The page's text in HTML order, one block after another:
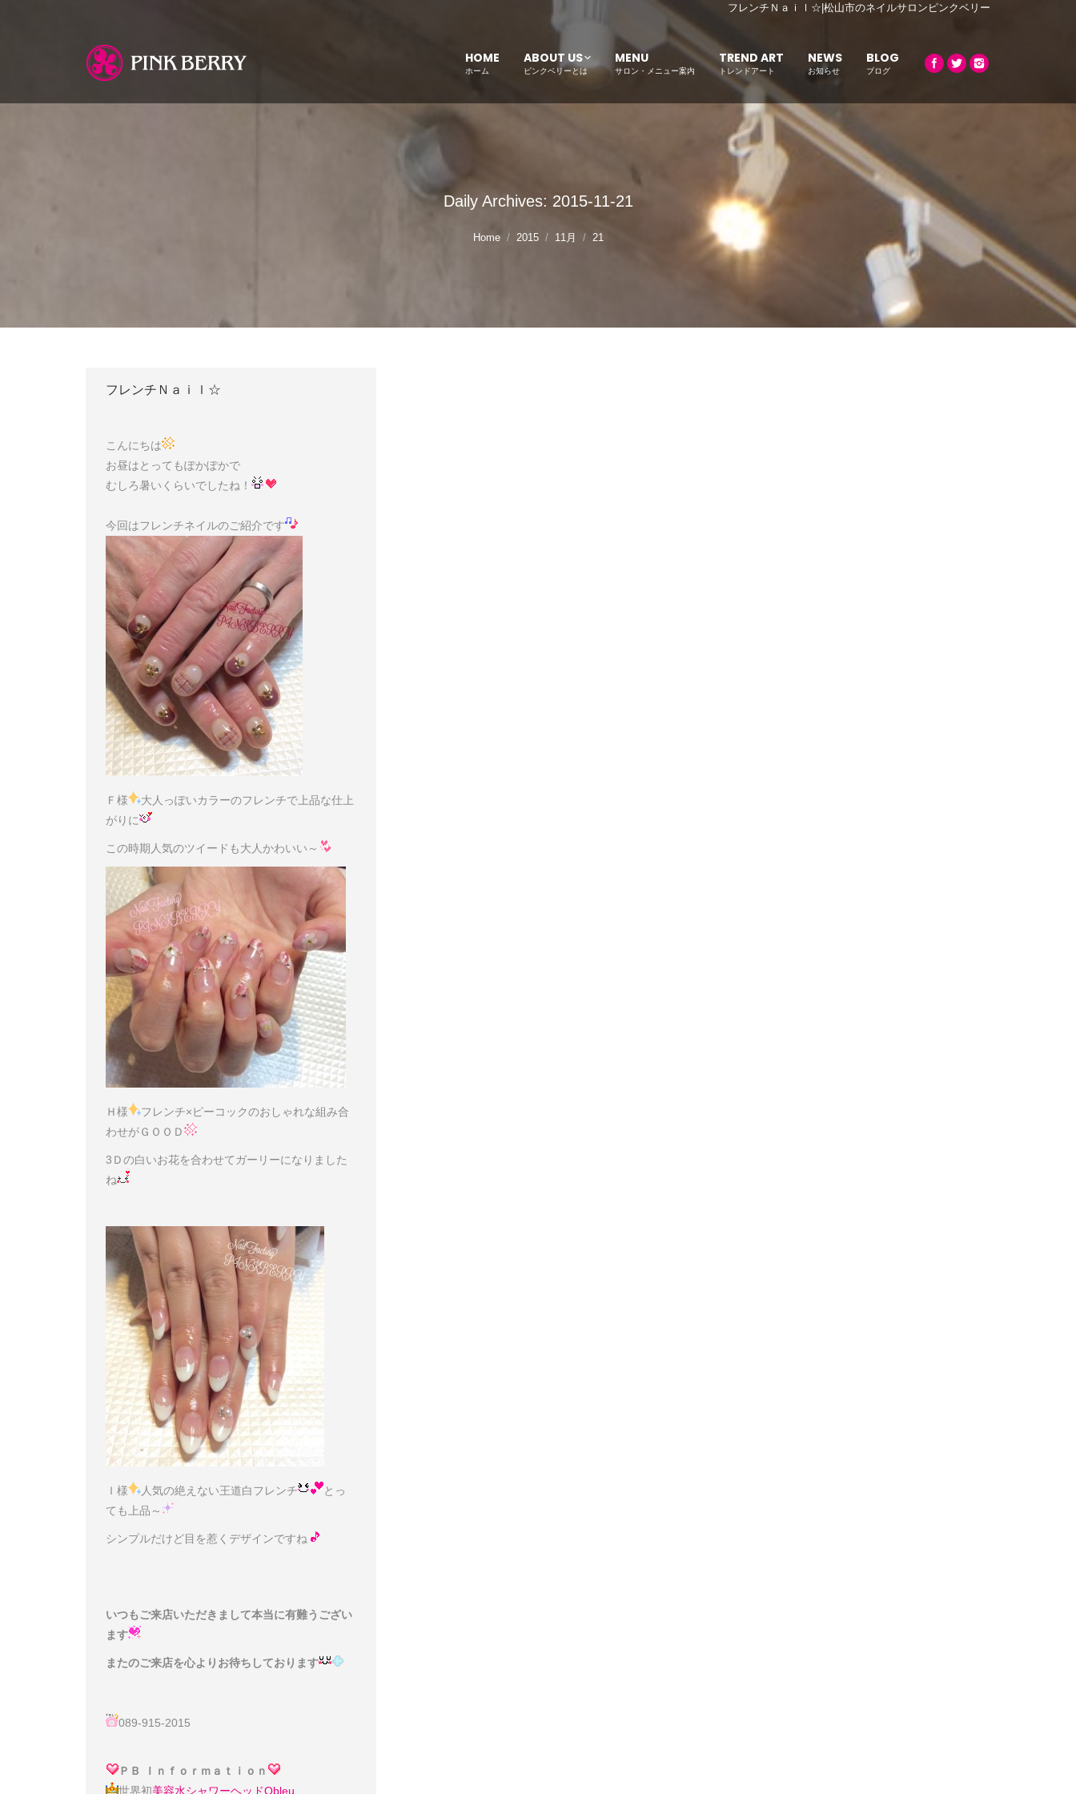
フレンチＮａｉｌ☆|松山市のネイルサロンピンクベリー
HOME
ホーム
ABOUT US
ピンクベリーとは
MENU
サロン・メニュー案内
TREND ART
トレンドアート
NEWS
お知らせ
BLOG
ブログ
Daily Archives: 2015-11-21
Home 2015 11月 21
フレンチＮａｉｌ☆
こんにちは
お昼はとってもぽかぽかで
むしろ暑いくらいでしたね！
今回はフレンチネイルのご紹介です
Ｆ様
大人っぽいカラーのフレンチで上品な仕上
がりに
この時期人気のツイードも大人かわいい～
Ｈ様
フレンチ×ピーコックのおしゃれな組み合
わせがＧＯＯＤ
3Ｄの白いお花を合わせてガーリーになりました
ね
Ｉ様 人気の絶えない王道白フレンチ
とっ
ても上品～
シンプルだけど目を惹くデザインですね
いつもご来店いただきまして本当に有難うござい
ます
またのご来店を心よりお待ちしております
089-915-2015
ＰＢ Ｉｎｆｏｒｍａｔｉｏｎ
世界初美容水シャワーヘッドObleu